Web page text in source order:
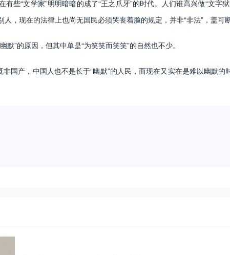
“文学家”明明暗暗的成了“王之爪牙”的时代。人们谁高兴做“文字
，现在的法律上也尚无国民必须哭丧着脸的规定，并非“非法”，盖可断
”的原因，但其中单是“为笑笑而笑笑”的自然也不少。
国产，中国人也不是长于“幽默”的人民，而现在又实在是难以幽默